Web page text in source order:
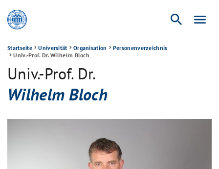
search menu
Startseite Universität Organisation
Personenverzeichnis
Univ.-Prof. Dr. Wilhelm Bloch
Univ.-Prof. Dr.
Wilhelm Bloch